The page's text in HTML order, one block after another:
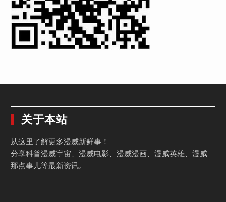
关于本站
从这里了解更多漫威新鲜事！
分享科普漫威宇宙、漫威电影、漫威漫画、漫威英雄、漫威
那点事儿等最新资讯。